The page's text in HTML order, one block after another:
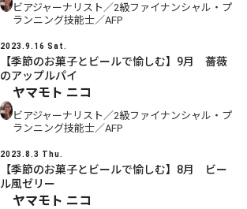
ビアジャーナリスト／2級ファイナンシャル・プ
ランニング技能士／AFP
2023.9.16 Sat.
【季節のお菓子とビールで愉しむ】9月 薔薇
のアップルパイ
ヤマモト ニコ
ビアジャーナリスト／2級ファイナンシャル・プ
ランニング技能士／AFP
2023.8.3 Thu.
【季節のお菓子とビールで愉しむ】8月 ビー
ル風ゼリー
ヤマモト ニコ